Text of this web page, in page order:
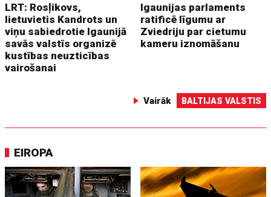
LRT: Rosļikovs,
lietuvietis Kandrots un
viņu sabiedrotie Igaunijā
savās valstīs organizē
kustības neuzticības
vairošanai
Igaunijas parlaments
ratificē līgumu ar
Zviedriju par cietumu
kameru iznomāšanu
Vairāk BALTIJAS VALSTIS
EIROPA